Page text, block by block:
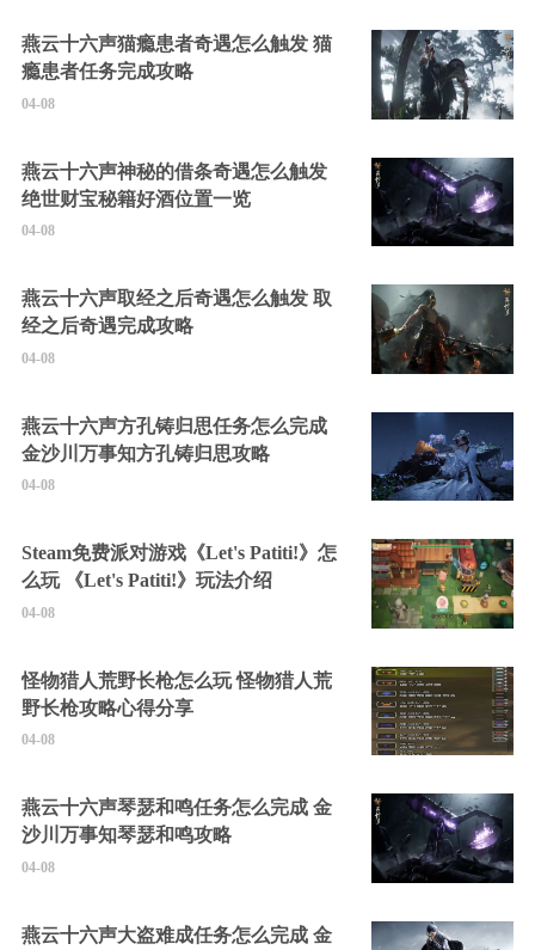
燕云十六声猫瘾患者奇遇怎么触发 猫
瘾患者任务完成攻略
04-08
燕云十六声神秘的借条奇遇怎么触发
绝世财宝秘籍好酒位置一览
04-08
燕云十六声取经之后奇遇怎么触发 取
经之后奇遇完成攻略
04-08
燕云十六声方孔铸归思任务怎么完成
金沙川万事知方孔铸归思攻略
04-08
Steam免费派对游戏《Let's Patiti!》怎
么玩 《Let's Patiti!》玩法介绍
04-08
怪物猎人荒野长枪怎么玩 怪物猎人荒
野长枪攻略心得分享
04-08
燕云十六声琴瑟和鸣任务怎么完成 金
沙川万事知琴瑟和鸣攻略
04-08
燕云十六声大盗难成任务怎么完成 金